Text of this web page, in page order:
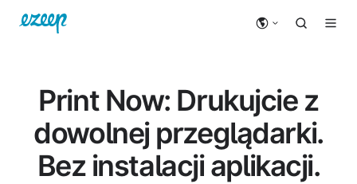
Print Now: Drukujcie z
dowolnej przeglądarki.
Bez instalacji aplikacji.